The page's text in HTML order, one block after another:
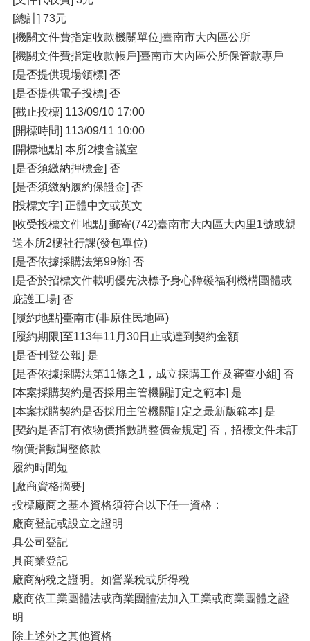
[總計] 73元
[機關文件費指定收款機關單位]臺南市大內區公所
[機關文件費指定收款帳戶]臺南市大內區公所保管款專戶
[是否提供現場領標] 否
[是否提供電子投標] 否
[截止投標] 113/09/10 17:00
[開標時間] 113/09/11 10:00
[開標地點] 本所2樓會議室
[是否須繳納押標金] 否
[是否須繳納履約保證金] 否
[投標文字] 正體中文或英文
[收受投標文件地點] 郵寄(742)臺南市⼤內區⼤內⾥1號或親
送本所2樓社⾏課(發包單位)
[是否依據採購法第99條] 否
[是否於招標文件載明優先決標予身心障礙福利機構團體或
庇護工場] 否
[履約地點]臺南市(非原住民地區)
[履約期限]至113年11月30日止或達到契約金額
[是否刊登公報] 是
[是否依據採購法第11條之1，成立採購工作及審查小組] 否
[本案採購契約是否採用主管機關訂定之範本] 是
[本案採購契約是否採用主管機關訂定之最新版範本] 是
[契約是否訂有依物價指數調整價金規定] 否，招標文件未訂
物價指數調整條款
履約時間短
[廠商資格摘要]
投標廠商之基本資格須符合以下任一資格：
廠商登記或設立之證明
具公司登記
具商業登記
廠商納稅之證明。如營業稅或所得稅
廠商依工業團體法或商業團體法加入工業或商業團體之證
明
除上述外之其他資格